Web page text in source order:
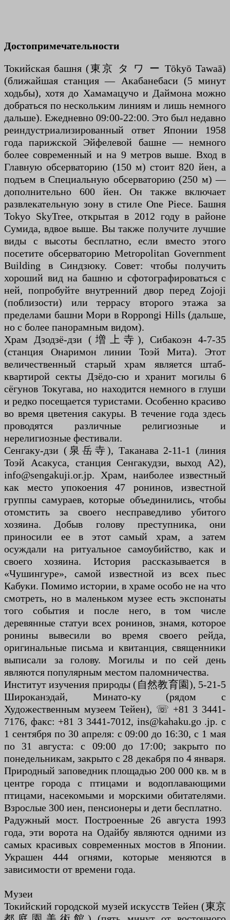
Достопримечательности
Токийская башня (東京 タ ワ ー Tōkyō Tawaā)
(ближайшая станция — Акабанебаси (5 минут
ходьбы), хотя до Хамамацучо и Даймона можно
добраться по нескольким линиям и лишь немного
дальше). Ежедневно 09:00-22:00. Это был недавно
реиндустриализированный ответ Японии 1958
года парижской Эйфелевой башне — немного
более современный и на 9 метров выше. Вход в
Главную обсерваторию (150 м) стоит 820 йен, а
подъем в Специальную обсерваторию (250 м) —
дополнительно 600 йен. Он также включает
развлекательную зону в стиле One Piece. Башня
Tokyo SkyTree, открытая в 2012 году в районе
Сумида, вдвое выше. Вы также получите лучшие
виды с высоты бесплатно, если вместо этого
посетите обсерваторию Metropolitan Government
Building в Синдзюку. Совет: чтобы получить
хороший вид на башню и сфотографироваться с
ней, попробуйте внутренний двор перед Zojoji
(поблизости) или террасу второго этажа за
пределами башни Мори в Roppongi Hills (дальше,
но с более панорамным видом).
Храм Дзодзё-дзи (増上寺), Сибакоэн 4-7-35
(станция Онаримон линии Тоэй Мита). Этот
величественный старый храм является штаб-
квартирой секты Дзёдо-сю и хранит могилы 6
сёгунов Токугава, но находится немного в глуши
и редко посещается туристами. Особенно красиво
во время цветения сакуры. В течение года здесь
проводятся различные религиозные и
нерелигиозные фестивали.
Сенгаку-дзи (泉岳寺), Таканава 2-11-1 (линия
Тоэй Асакуса, станция Сенгакудзи, выход A2),
info@sengakuji.or.jp. Храм, наиболее известный
как место упокоения 47 ронинов, известной
группы самураев, которые объединились, чтобы
отомстить за своего несправедливо убитого
хозяина. Добыв голову преступника, они
приносили ее в этот самый храм, а затем
осуждали на ритуальное самоубийство, как и
своего хозяина. История рассказывается в
«Чушингуре», самой известной из всех пьес
Кабуки. Помимо истории, в храме особо не на что
смотреть, но в маленьком музее есть экспонаты
того события и после него, в том числе
деревянные статуи всех ронинов, знамя, которое
ронины вывесили во время своего рейда,
оригинальные письма и квитанция, священники
выписали за голову. Могилы и по сей день
являются популярным местом паломничества.
Институт изучения природы (自然教育園), 5-21-5
Широканэдай, Минато-ку (рядом с
Художественным музеем Тейен), ☏ +81 3 3441-
7176, факс: +81 3 3441-7012, ins@kahaku.go .jp. с
1 сентября по 30 апреля: с 09:00 до 16:30, с 1 мая
по 31 августа: с 09:00 до 17:00; закрыто по
понедельникам, закрыто с 28 декабря по 4 января.
Природный заповедник площадью 200 000 кв. м в
центре города с птицами и водоплавающими
птицами, насекомыми и морскими обитателями.
Взрослые 300 иен, пенсионеры и дети бесплатно.
Радужный мост. Построенные 26 августа 1993
года, эти ворота на Одайбу являются одними из
самых красивых современных мостов в Японии.
Украшен 444 огнями, которые меняются в
зависимости от времени года.
Музеи
Токийский городской музей искусств Тейен (東京